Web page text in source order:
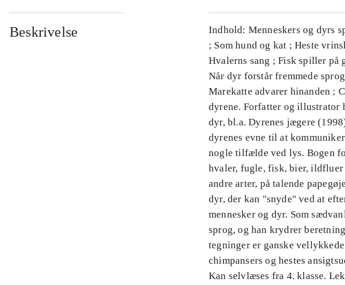
Beskrivelse
Indhold: Menneskers og dyrs
; Som hund og kat ; Heste
Hvalerns sang ; Fisk spiller på
Når dyr forstår fremmede
Marekatte advarer hinanden ;
dyrene. Forfatter og illustrator
dyr, bl.a. Dyrenes jægere
dyrenes evne til at
nogle tilfælde ved lys. Bogen
hvaler, fugle, fisk, bier, ildfluer
andre arter, på talende
dyr, der kan "snyde" ved at
mennesker og dyr. Som
sprog, og han krydrer
tegninger er ganske
chimpansers og hestes
Kan selvlæses fra 4. klasse.